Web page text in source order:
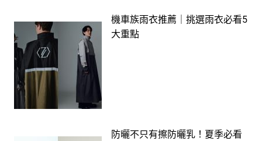
機車族雨衣推薦｜挑選雨衣必看5
大重點
防曬不只有擦防曬乳！夏季必看